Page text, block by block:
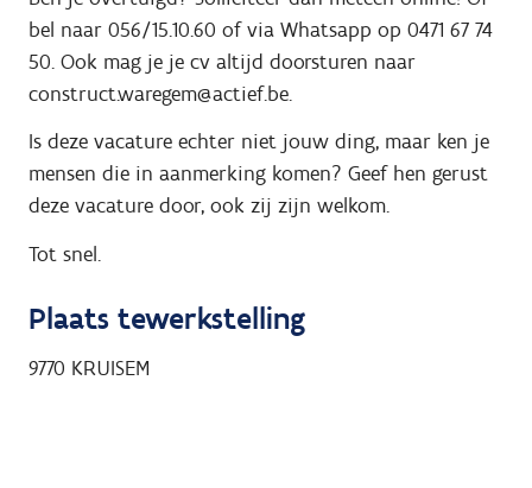
bel naar 056/15.10.60 of via Whatsapp op 0471 67 74
50. Ook mag je je cv altijd doorsturen naar
construct.waregem@actief.be.
Is deze vacature echter niet jouw ding, maar ken je
mensen die in aanmerking komen? Geef hen gerust
deze vacature door, ook zij zijn welkom.
Tot snel.
Plaats tewerkstelling
9770 KRUISEM